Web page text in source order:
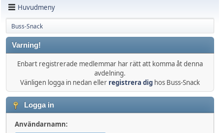
Huvudmeny
Buss-Snack
Varning!
Enbart registrerade medlemmar har rätt att komma åt denna
avdelning.
Vänligen logga in nedan eller registrera dig hos Buss-Snack
Logga in
Användarnamn: